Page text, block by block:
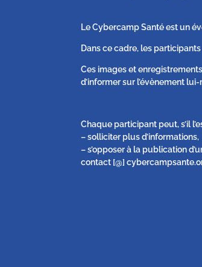
Le Cybercamp Santé est un
Dans ce cadre, les
Ces images et
d’informer sur l’évènement
Chaque participant peut, s’il
– solliciter plus d’informations,
– s’opposer à la publication
contact [@]